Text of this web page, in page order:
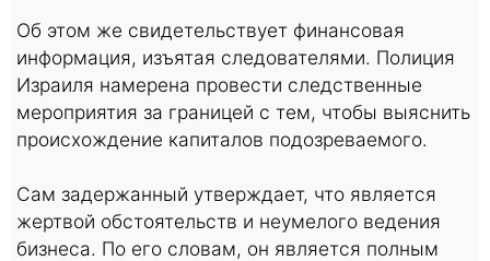
Об этом же свидетельствует финансовая
информация, изъятая следователями. Полиция
Израиля намерена провести следственные
мероприятия за границей с тем, чтобы выяснить
происхождение капиталов подозреваемого.
Сам задержанный утверждает, что является
жертвой обстоятельств и неумелого ведения
бизнеса. По его словам, он является полным